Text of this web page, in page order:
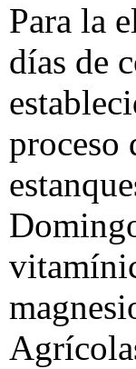
Para la
días de
proceso